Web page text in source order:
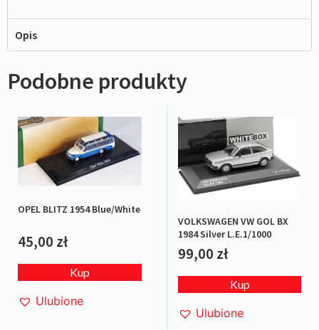
Opis
Podobne produkty
OPEL BLITZ 1954 Blue/White
45,00 zł
Kup
Ulubione
VOLKSWAGEN VW GOL BX
1984 Silver L.E.1/1000
99,00 zł
Kup
Ulubione